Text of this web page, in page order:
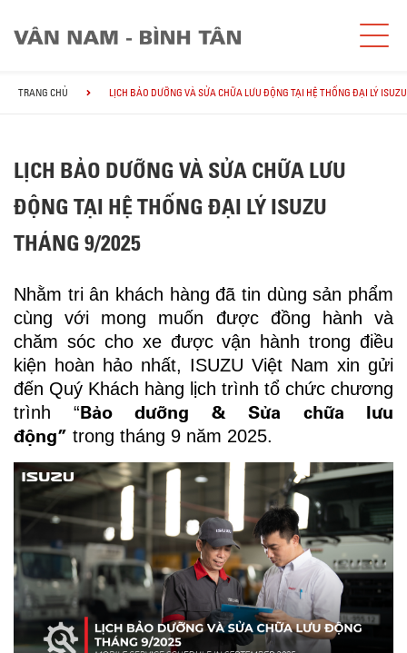
TRANG CHỦ LỊCH BẢO DƯỠNG VÀ SỬA CHỮA LƯU ĐỘNG TẠI HỆ THỐNG ĐẠI LÝ
LỊCH BẢO DƯỠNG VÀ SỬA CHỮA LƯU
ĐỘNG TẠI HỆ THỐNG ĐẠI LÝ ISUZU
THÁNG 9/2025
Nhằm tri ân khách hàng đã tin dùng sản phẩm
cùng với mong muốn được đồng hành và
chăm sóc cho xe được vận hành trong điều
kiện hoàn hảo nhất, ISUZU Việt Nam xin gửi
đến Quý Khách hàng lịch trình tổ chức chương
trình “Bảo dưỡng & Sửa chữa lưu
động” trong tháng 9 năm 2025.